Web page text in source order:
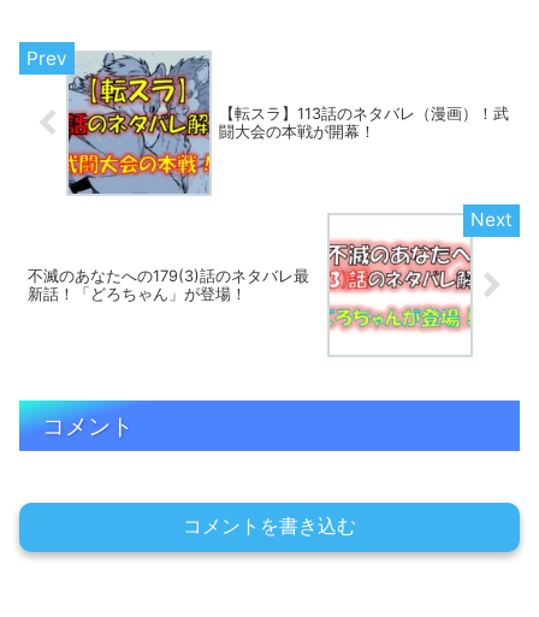
【転スラ】113話のネタバレ（漫画）！武
闘大会の本戦が開幕！
不滅のあなたへの179(3)話のネタバレ最
新話！「どろちゃん」が登場！
コメント
コメントを書き込む